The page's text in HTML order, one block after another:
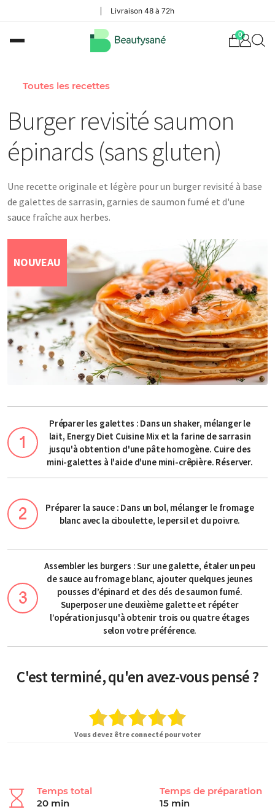
Livraison 48 à 72h
0
Toutes les recettes
Burger revisité saumon
épinards (sans gluten)
Une recette originale et légère pour un burger revisité à base
de galettes de sarrasin, garnies de saumon fumé et d'une
sauce fraîche aux herbes.
NOUVEAU
Préparer les galettes : Dans un shaker, mélanger le
lait, Energy Diet Cuisine Mix et la farine de sarrasin
jusqu'à obtention d'une pâte homogène. Cuire des
mini-galettes à l'aide d'une mini-crêpière. Réserver.
Préparer la sauce : Dans un bol, mélanger le fromage
blanc avec la ciboulette, le persil et du poivre.
Assembler les burgers : Sur une galette, étaler un peu
de sauce au fromage blanc, ajouter quelques jeunes
pousses d’épinard et des dés de saumon fumé.
Superposer une deuxième galette et répéter
l’opération jusqu'à obtenir trois ou quatre étages
selon votre préférence.
C'est terminé, qu'en avez-vous pensé ?
Vous devez être connecté pour voter
Temps total
20 min
Temps de préparation
15 min